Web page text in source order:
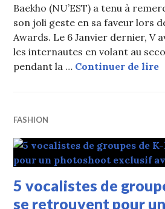
Baekho (NU’EST) a tenu à
son joli geste en sa faveur lors
Awards. Le 6 Janvier dernier, V
les internautes en volant au
pendant la … Continuer de lire
FASHION
5 vocalistes de
se retrouvent pour